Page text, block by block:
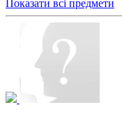
Показати всі предмети